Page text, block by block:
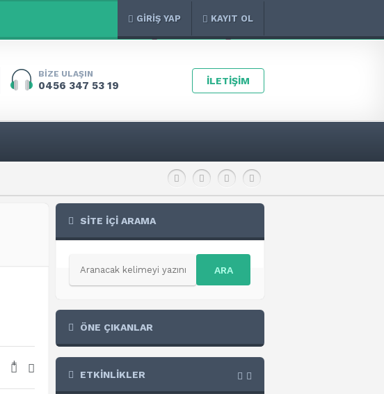
GİRİŞ YAP KAYIT OL
BİZE ULAŞIN
0456 347 53 19 İLETİŞİM
+
SİTE İÇİ ARAMA
ARA
ÖNE ÇIKANLAR
ETKİNLİKLER